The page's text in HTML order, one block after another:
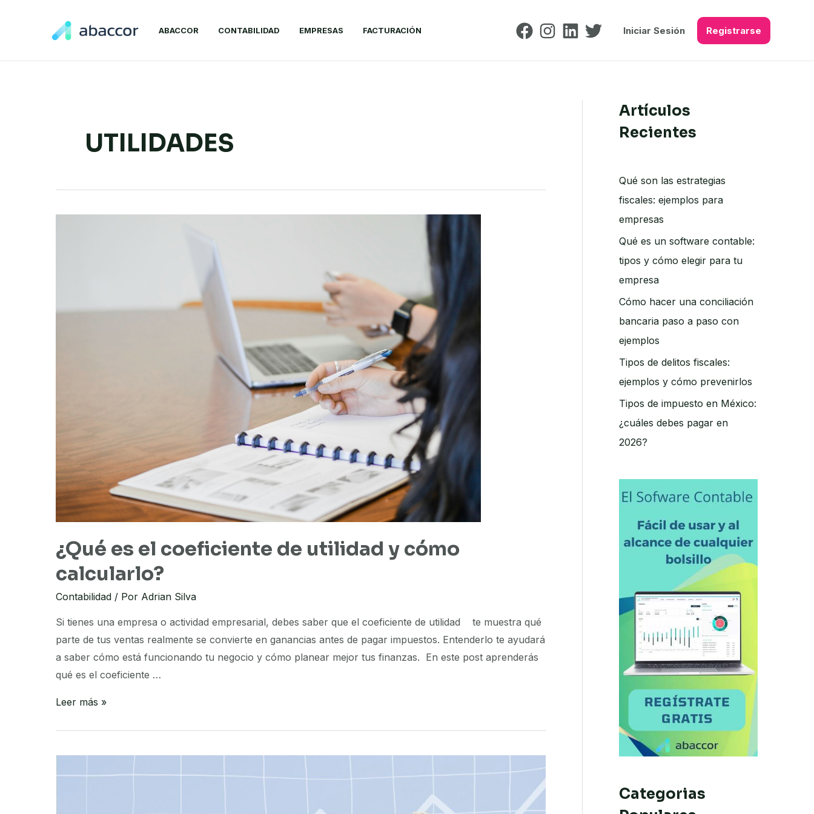
ABACCOR CONTABILIDAD EMPRESAS FACTURACIÓN Iniciar Sesión Registrarse
UTILIDADES
¿Qué es el coeficiente de utilidad y cómo
calcularlo?
Contabilidad / Por Adrian Silva
Si tienes una empresa o actividad empresarial, debes saber que el coeficiente de utilidad te muestra qué
parte de tus ventas realmente se convierte en ganancias antes de pagar impuestos. Entenderlo te ayudará
a saber cómo está funcionando tu negocio y cómo planear mejor tus finanzas. En este post aprenderás
qué es el coeficiente …
¿Qué
coeficiente
Leer más »
Artículos
Recientes
Qué son las estrategias
fiscales: ejemplos para
empresas
Qué es un software contable:
tipos y cómo elegir para tu
empresa
Cómo hacer una conciliación
bancaria paso a paso con
ejemplos
Tipos de delitos fiscales:
ejemplos y cómo prevenirlos
Tipos de impuesto en México:
¿cuáles debes pagar en
2026?
Categorias